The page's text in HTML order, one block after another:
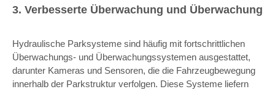
3. Verbesserte Überwachung und Überwachung
Hydraulische Parksysteme sind häufig mit fortschrittlichen
Überwachungs- und Überwachungssystemen ausgestattet,
darunter Kameras und Sensoren, die die Fahrzeugbewegung
innerhalb der Parkstruktur verfolgen. Diese Systeme liefern